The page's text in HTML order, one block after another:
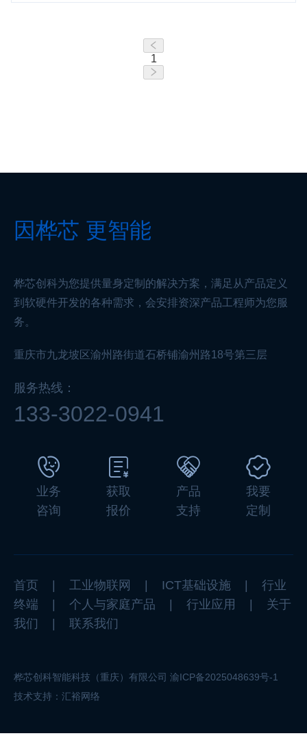
1
因桦芯 更智能
桦芯创科为您提供量身定制的解决方案，满足从产品定义
到软硬件开发的各种需求，会安排资深产品工程师为您服
务。
重庆市九龙坡区渝州路街道石桥铺渝州路18号第三层
服务热线：
133-3022-0941
业务
咨询
获取
报价
产品
支持
我要
定制
首页 工业物联网 ICT基础设施
行业
终端
个人与家庭产品 行业应用
关于
我们
联系我们
桦芯创科智能科技（重庆）有限公司 渝ICP备2025048639号-1
技术支持： 汇裕网络